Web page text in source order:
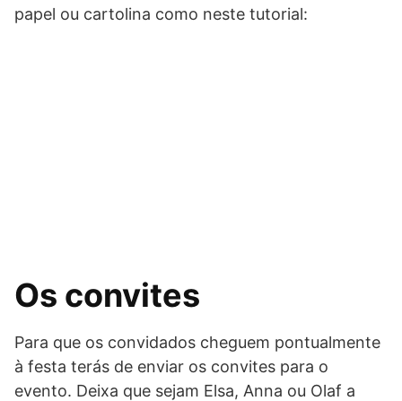
papel ou cartolina como neste tutorial:
Os convites
Para que os convidados cheguem pontualmente
à festa terás de enviar os convites para o
evento. Deixa que sejam Elsa, Anna ou Olaf a